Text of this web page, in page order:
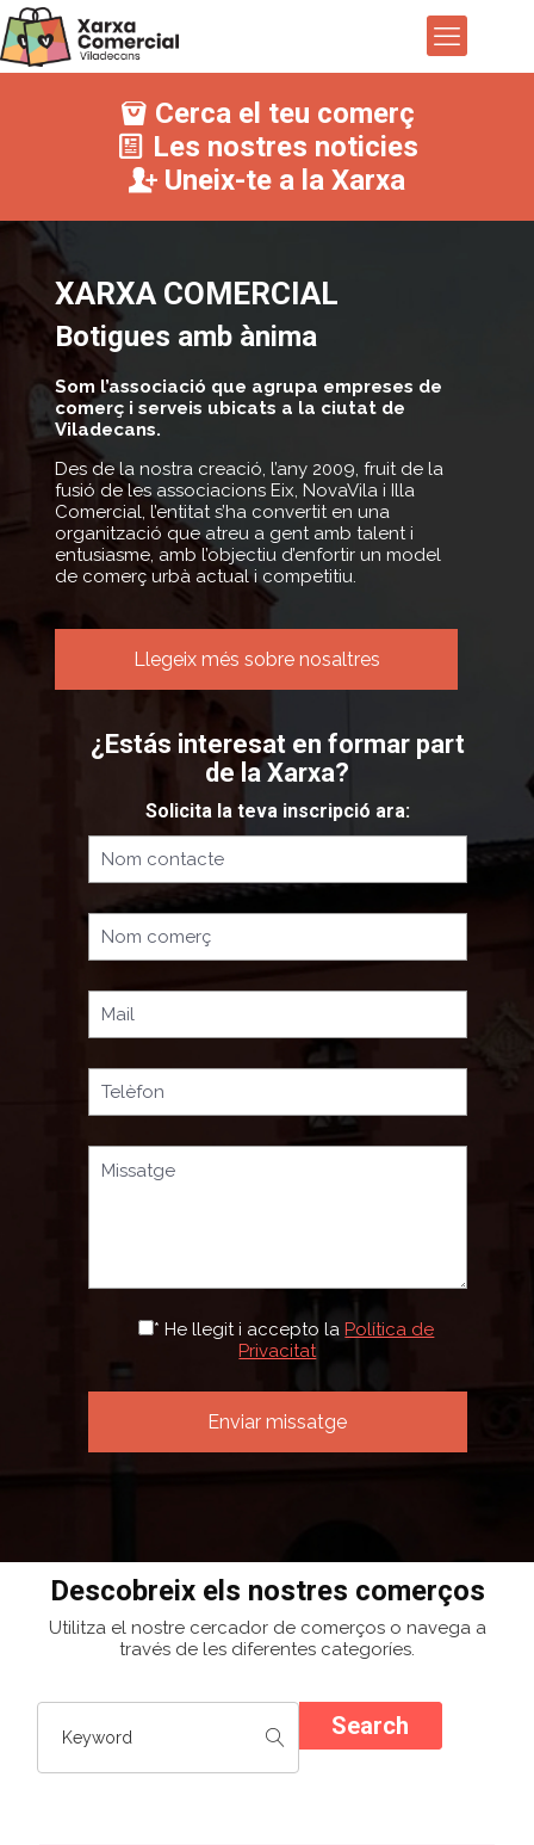
Cerca el teu comerç
Les nostres noticies
Uneix-te a la Xarxa
XARXA COMERCIAL
Botigues amb ànima
Som l’associació que agrupa empreses de
comerç i serveis ubicats a la ciutat de
Viladecans.
Des de la nostra creació, l’any 2009, fruit de la
fusió de les associacions Eix, NovaVila i Illa
Comercial, l’entitat s’ha convertit en una
organització que atreu a gent amb talent i
entusiasme, amb l’objectiu d’enfortir un model
de comerç urbà actual i competitiu.
Llegeix més sobre nosaltres
¿Estás interesat en formar part
de la Xarxa?
Solicita la teva inscripció ara:
* He llegit i accepto laPolítica de
Privacitat
Descobreix els nostres comerços
Utilitza el nostre cercador de comerços o navega a
través de les diferentes categoríes.
Search